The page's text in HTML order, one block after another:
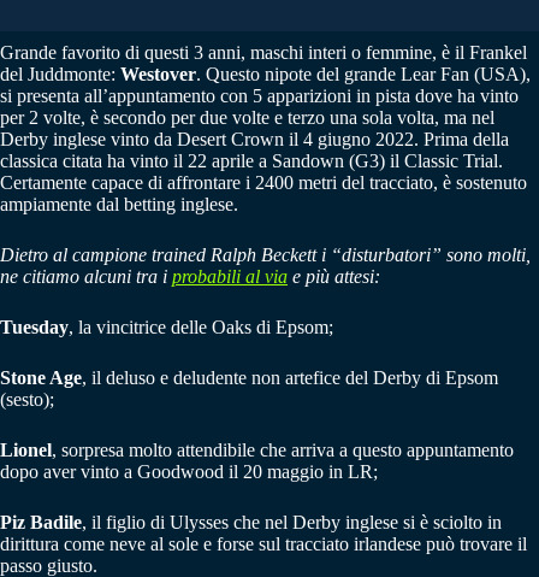
Grande favorito di questi 3 anni, maschi interi o femmine, è il Frankel
del Juddmonte: Westover. Questo nipote del grande Lear Fan (USA),
si presenta all’appuntamento con 5 apparizioni in pista dove ha vinto
per 2 volte, è secondo per due volte e terzo una sola volta, ma nel
Derby inglese vinto da Desert Crown il 4 giugno 2022. Prima della
classica citata ha vinto il 22 aprile a Sandown (G3) il Classic Trial.
Certamente capace di affrontare i 2400 metri del tracciato, è sostenuto
ampiamente dal betting inglese.
Dietro al campione trained Ralph Beckett i “disturbatori” sono molti,
ne citiamo alcuni tra i probabili al via e più attesi:
Tuesday, la vincitrice delle Oaks di Epsom;
Stone Age, il deluso e deludente non artefice del Derby di Epsom
(sesto);
Lionel, sorpresa molto attendibile che arriva a questo appuntamento
dopo aver vinto a Goodwood il 20 maggio in LR;
Piz Badile, il figlio di Ulysses che nel Derby inglese si è sciolto in
dirittura come neve al sole e forse sul tracciato irlandese può trovare il
passo giusto.